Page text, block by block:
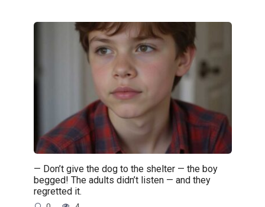
— Don’t give the dog to the shelter — the boy
begged! The adults didn’t listen — and they
regretted it.